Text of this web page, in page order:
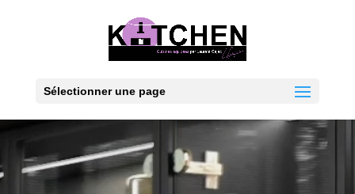
Sélectionner une page
Lecteur
vidéo